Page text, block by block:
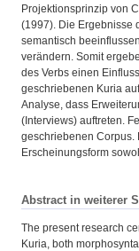
Projektionsprinzip von
(1997). Die Ergebnisse
semantisch
verändern. Somit
des Verbs einen
geschriebenen Kuria
Analyse, dass
(Interviews) auftreten.
geschriebenen Corpus.
Erscheinungsform
Abstract in weiterer
The present research
Kuria, both